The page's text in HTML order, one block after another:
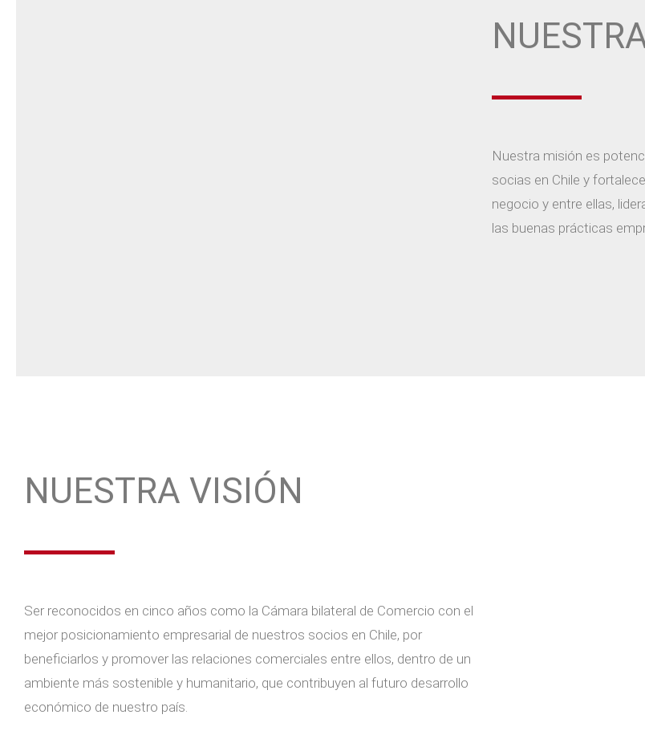
Nuestra misión es
socias en Chile y
negocio y entre ellas,
las buenas prácticas
NUESTRA VISIÓN
Ser reconocidos en cinco años como la Cámara bilateral de Comercio con el
mejor posicionamiento empresarial de nuestros socios en Chile, por
beneficiarlos y promover las relaciones comerciales entre ellos, dentro de un
ambiente más sostenible y humanitario, que contribuyen al futuro desarrollo
económico de nuestro país.